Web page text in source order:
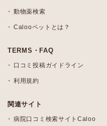
動物薬検索
Calooペットとは？
TERMS・FAQ
口コミ投稿ガイドライン
利用規約
関連サイト
病院口コミ検索サイトCaloo